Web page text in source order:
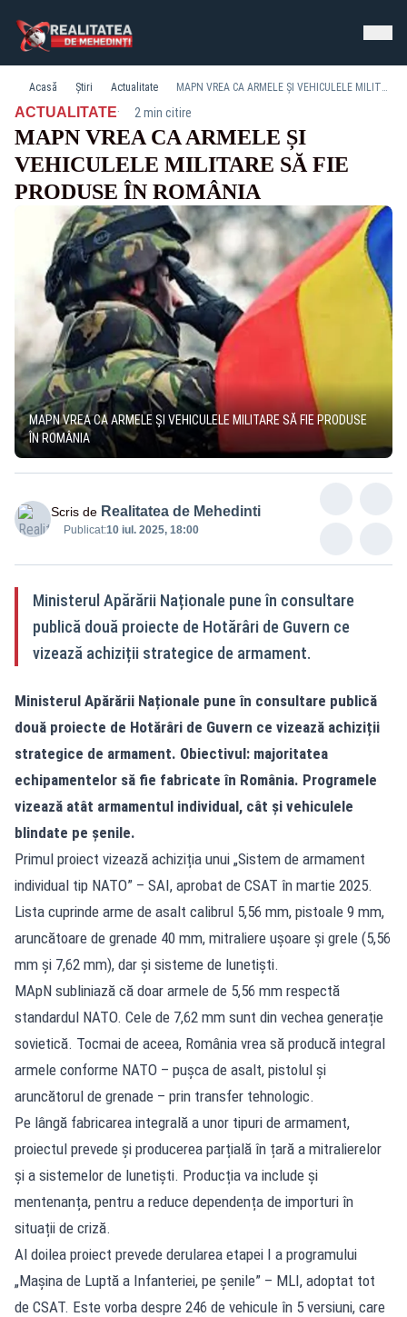
Acasă Știri Actualitate MAPN VREA CA ARMELE ȘI VEHICULELE MILITARE SĂ FIE PRODUSE ÎN ROMÂNIA
ACTUALITATE· 2 min citire
MAPN VREA CA ARMELE ȘI
VEHICULELE MILITARE SĂ FIE
PRODUSE ÎN ROMÂNIA
MAPN VREA CA ARMELE ȘI VEHICULELE MILITARE SĂ FIE PRODUSE
ÎN ROMÂNIA
Scris de Realitatea de Mehedinti
Publicat:10 iul. 2025, 18:00
Ministerul Apărării Naționale pune în consultare
publică două proiecte de Hotărâri de Guvern ce
vizează achiziții strategice de armament.
Ministerul Apărării Naționale pune în consultare publică
două proiecte de Hotărâri de Guvern ce vizează achiziții
strategice de armament. Obiectivul: majoritatea
echipamentelor să fie fabricate în România. Programele
vizează atât armamentul individual, cât și vehiculele
blindate pe șenile.
Primul proiect vizează achiziția unui „Sistem de armament
individual tip NATO” – SAI, aprobat de CSAT în martie 2025.
Lista cuprinde arme de asalt calibrul 5,56 mm, pistoale 9 mm,
aruncătoare de grenade 40 mm, mitraliere ușoare și grele (5,56
mm și 7,62 mm), dar și sisteme de lunetiști.
MApN subliniază că doar armele de 5,56 mm respectă
standardul NATO. Cele de 7,62 mm sunt din vechea generație
sovietică. Tocmai de aceea, România vrea să producă integral
armele conforme NATO – pușca de asalt, pistolul și
aruncătorul de grenade – prin transfer tehnologic.
Pe lângă fabricarea integrală a unor tipuri de armament,
proiectul prevede și producerea parțială în țară a mitralierelor
și a sistemelor de lunetiști. Producția va include și
mentenanța, pentru a reduce dependența de importuri în
situații de criză.
Al doilea proiect prevede derularea etapei I a programului
„Mașina de Luptă a Infanteriei, pe șenile” – MLI, adoptat tot
de CSAT. Este vorba despre 246 de vehicule în 5 versiuni, care